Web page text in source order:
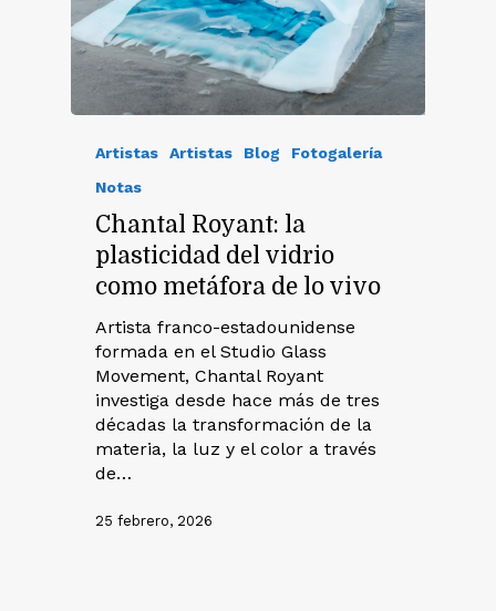
Artistas Artistas Blog
Fotogalería
Notas
Chantal Royant: la
plasticidad del vidrio
como metáfora de lo vivo
Artista franco-estadounidense
formada en el Studio Glass
Movement, Chantal Royant
investiga desde hace más de tres
décadas la transformación de la
materia, la luz y el color a través
de…
25 febrero, 2026